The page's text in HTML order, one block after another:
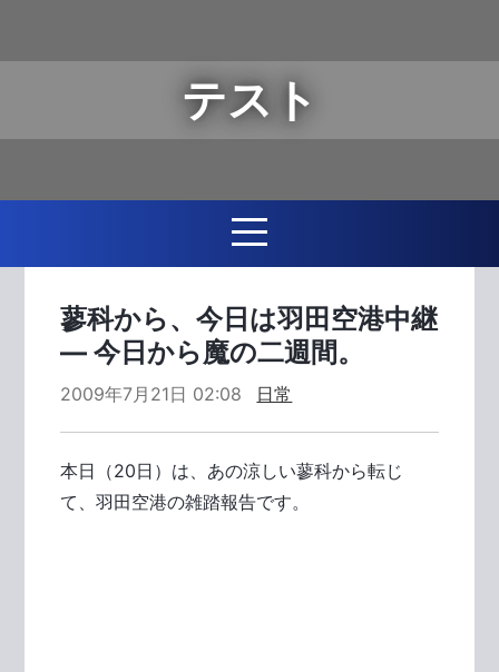
テスト
蓼科から、今日は羽田空港中継
― 今日から魔の二週間。
2009年7月21日 02:08 日常
本日（20日）は、あの涼しい蓼科から転じ
て、羽田空港の雑踏報告です。